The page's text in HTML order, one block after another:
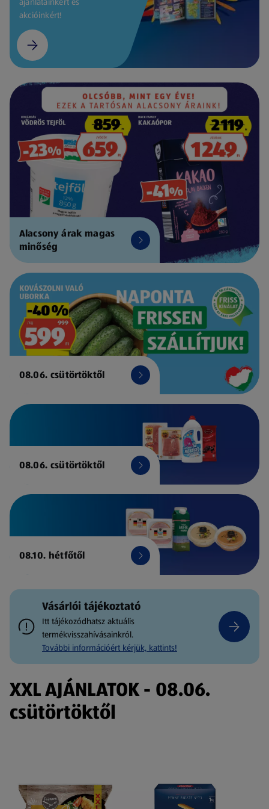
akcióinkért!
Alacsony árak magas
minőség
08.06. csütörtöktől
08.06. csütörtöktől
08.10. hétfőtől
Vásárlói tájékoztató
Itt tájékozódhatsz aktuális
termékvisszahívásainkról.
További információért kérjük, kattints!
XXL AJÁNLATOK - 08.06.
csütörtöktől